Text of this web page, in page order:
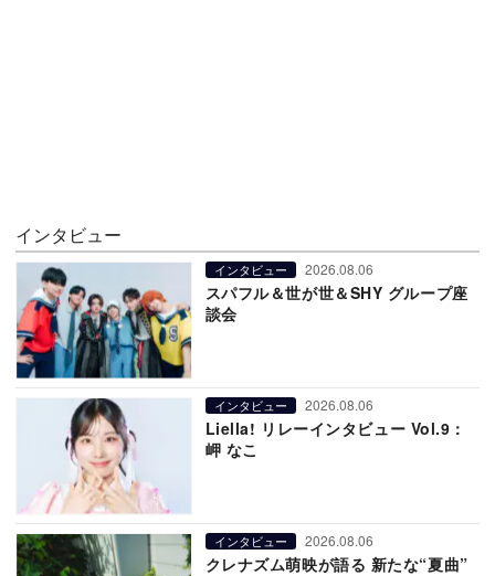
インタビュー
インタビュー 2026.08.06
スパフル＆世が世＆SHY グループ座
談会
インタビュー 2026.08.06
Liella! リレーインタビュー Vol.9：
岬 なこ
インタビュー 2026.08.06
クレナズム萌映が語る 新たな“夏曲”